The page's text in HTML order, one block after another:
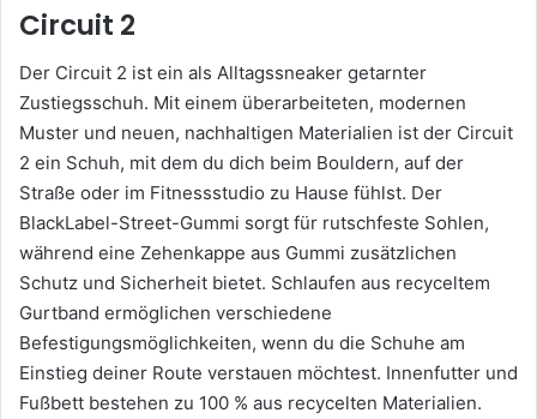
Circuit 2
Der Circuit 2 ist ein als Alltagssneaker getarnter
Zustiegsschuh. Mit einem überarbeiteten, modernen
Muster und neuen, nachhaltigen Materialien ist der Circuit
2 ein Schuh, mit dem du dich beim Bouldern, auf der
Straße oder im Fitnessstudio zu Hause fühlst. Der
BlackLabel-Street-Gummi sorgt für rutschfeste Sohlen,
während eine Zehenkappe aus Gummi zusätzlichen
Schutz und Sicherheit bietet. Schlaufen aus recyceltem
Gurtband ermöglichen verschiedene
Befestigungsmöglichkeiten, wenn du die Schuhe am
Einstieg deiner Route verstauen möchtest. Innenfutter und
Fußbett bestehen zu 100 % aus recycelten Materialien.